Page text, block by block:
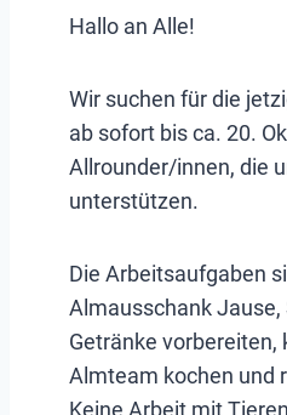
Hallo an Alle!
Wir suchen für die
ab sofort bis ca. 20.
Allrounder/innen, die
unterstützen.
Die Arbeitsaufgaben
Almausschank Jause,
Getränke vorbereiten,
Almteam kochen und
Keine Arbeit mit